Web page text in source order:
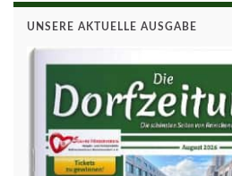
UNSERE AKTUELLE AUSGABE